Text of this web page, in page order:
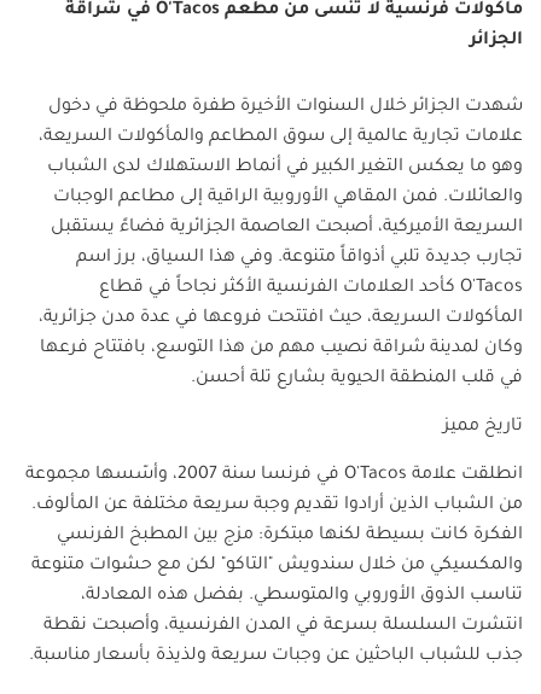
مأكولات فرنسية لا تنسى من مطعم O'Tacos في شراقة
الجزائر
شهدت الجزائر خلال السنوات الأخيرة طفرة ملحوظة في دخول
علامات تجارية عالمية إلى سوق المطاعم والمأكولات السريعة،
وهو ما يعكس التغير الكبير في أنماط الاستهلاك لدى الشباب
والعائلات. فمن المقاهي الأوروبية الراقية إلى مطاعم الوجبات
السريعة الأميركية، أصبحت العاصمة الجزائرية فضاءً يستقبل
تجارب جديدة تلبي أذواقاً متنوعة. وفي هذا السياق، برز اسم
O'Tacos كأحد العلامات الفرنسية الأكثر نجاحاً في قطاع
المأكولات السريعة، حيث افتتحت فروعها في عدة مدن جزائرية،
وكان لمدينة شراقة نصيب مهم من هذا التوسع، بافتتاح فرعها
في قلب المنطقة الحيوية بشارع تلة أحسن.
تاريخ مميز
انطلقت علامة O'Tacos
في فرنسا سنة 2007، وأسّسها مجموعة
من الشباب الذين أرادوا تقديم وجبة سريعة مختلفة عن المألوف.
الفكرة كانت بسيطة لكنها مبتكرة: مزج بين المطبخ الفرنسي
والمكسيكي من خلال سندويش "التاكو" لكن مع حشوات متنوعة
تناسب الذوق الأوروبي والمتوسطي. بفضل هذه المعادلة،
انتشرت السلسلة بسرعة في المدن الفرنسية، وأصبحت نقطة
جذب للشباب الباحثين عن وجبات سريعة ولذيذة بأسعار مناسبة.